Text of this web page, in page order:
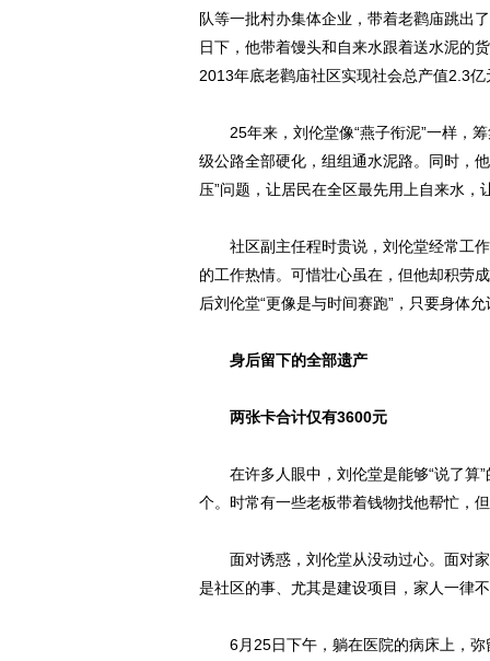
队等一批村办集体企业，带着老鹳庙跳出
日下，他带着馒头和自来水跟着送水泥的
2013年底老鹳庙社区实现社会总产值2.3亿
25年来，刘伦堂像“燕子衔泥”一样，筹
级公路全部硬化，组组通水泥路。同时，
压”问题，让居民在全区最先用上自来水，
社区副主任程时贵说，刘伦堂经常工作
的工作热情。可惜壮心虽在，但他却积劳
后刘伦堂“更像是与时间赛跑”，只要身体
身后留下的全部遗产
两张卡合计仅有3600元
在许多人眼中，刘伦堂是能够“说了算”
个。时常有一些老板带着钱物找他帮忙，
面对诱惑，刘伦堂从没动过心。面对家
是社区的事、尤其是建设项目，家人一律
6月25日下午，躺在医院的病床上，弥